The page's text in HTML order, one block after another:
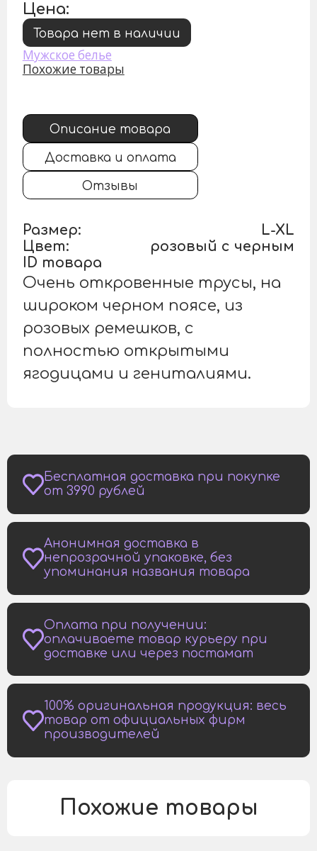
Цена:
Товара нет в наличии
Мужское белье
Похожие товары
Описание товара
Доставка и оплата
Отзывы
Размер:
L-XL
Цвет:
розовый с черным
ID товара
Очень откровенные трусы, на
широком черном поясе, из
розовых ремешков, с
полностью открытыми
ягодицами и гениталиями.
Бесплатная доставка при покупке
от 3990 рублей
Анонимная доставка в
непрозрачной упаковке, без
упоминания названия товара
Оплата при получении:
оплачиваете товар курьеру при
доставке или через постамат
100% оригинальная продукция: весь
товар от официальных фирм
производителей
Похожие товары